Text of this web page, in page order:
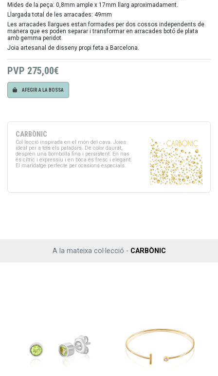
Mides de la peça: 0,8mm ample x 17mm llarg aproximadament.
Llargada total de les arracades: 49mm
Les arracades llargues estan formades per dos cossos independents de
manera que es poden separar i transformar en arracades botó de plata
amb gemma peridot.
Joia artesanal de disseny propi feta a Barcelona.
PVP 275,00€
AFEGIR A LA BOSSA
CARBÒNIC
Col·lecció inspirada en el món del cava. Joies
ideal per a tots els paladars. De color daurat,
desprèn una bombolla fina i persistent. En nas
és cítric i expressiu i en boca és fresc i elegant.
El maridatge perfecte per ocasions especials.
A la mateixa col·lecció - CARBÒNIC